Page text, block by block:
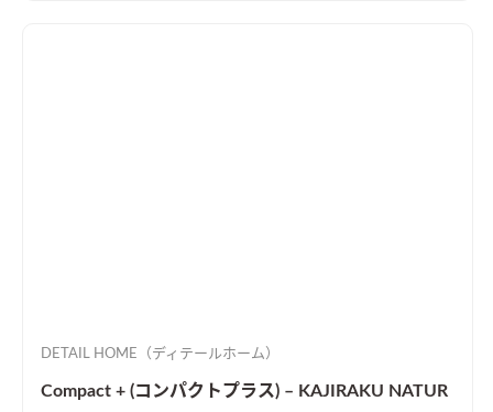
DETAIL HOME（ディテールホーム）
Compact + (コンパクトプラス) – KAJIRAKU NATUR